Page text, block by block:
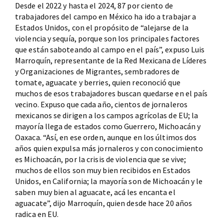
Desde el 2022 y hasta el 2024, 87 por ciento de
trabajadores del campo en México ha ido a trabajar a
Estados Unidos, con el propósito de “alejarse de la
violencia y sequía, porque son los principales factores
que están saboteando al campo en el país”, expuso Luis
Marroquín, representante de la Red Mexicana de Líderes
y Organizaciones de Migrantes, sembradores de
tomate, aguacate y berries, quien reconoció que
muchos de esos trabajadores buscan quedarse en el país
vecino. Expuso que cada año, cientos de jornaleros
mexicanos se dirigen a los campos agrícolas de EU; la
mayoría llega de estados como Guerrero, Michoacán y
Oaxaca. “Así, en ese orden, aunque en los últimos dos
años quien expulsa más jornaleros y con conocimiento
es Michoacán, por la crisis de violencia que se vive;
muchos de ellos son muy bien recibidos en Estados
Unidos, en California; la mayoría son de Michoacán y le
saben muy bien al aguacate, acá les encanta el
aguacate”, dijo Marroquín, quien desde hace 20 años
radica en EU.